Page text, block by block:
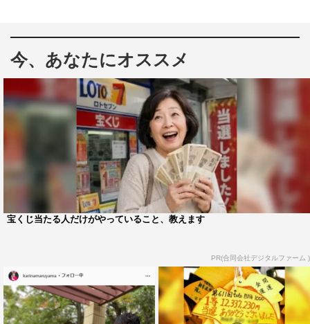
レッシングが衣装協力。華やかで素敵なステージが繰り広
げられた。
結婚式について、本並は「結婚式の実感が、まだわかなく
て、徐々に感じています。まさかTGCのランウェイを歩け
るとは思っていなかったし、反響がすごくて楽しかったで
す」と思いを語る。
丸山も「詐欺かもと思うくらい！昨日のことなのか、今日
のことなのか、わからないくらい、興奮しています。結婚
んだなと、本当に素晴らしかったです」と、彼女らしいコ
メントで喜びを表現していた。
今、あなたにオススメ
宝くじ当たる人だけがやっていること、教えます
PR(合同会社デジタルファーム )